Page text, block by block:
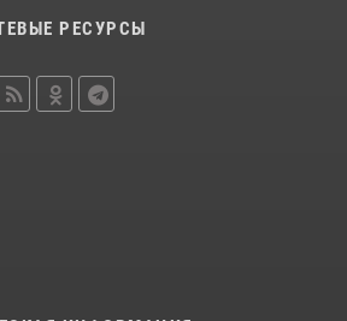
РЕСУРСЫ